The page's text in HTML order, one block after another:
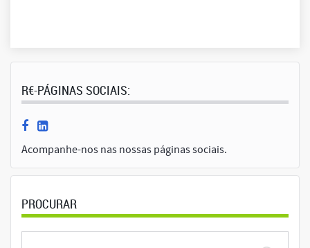
R€-PÁGINAS SOCIAIS:
Acompanhe-nos nas nossas páginas sociais.
PROCURAR